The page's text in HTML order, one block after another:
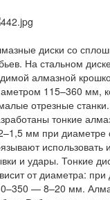
диски со
На стальном
алмазной
115–360 мм,
отрезные
тонкие
мм при диаметре
использовать
и удары. Тонкие
от диаметра:
— 8–20 мм.